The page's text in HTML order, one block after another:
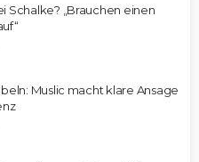
Schalke? „Brauchen einen
Muslic macht klare Ansage